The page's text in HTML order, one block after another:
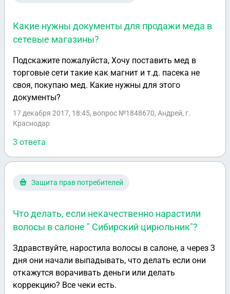
Какие нужны документы для продажи меда в
сетевые магазины?
Подскажите пожалуйста, Хочу поставить мед в
торговые сети такие как магнит и т.д. пасека не
своя, покупаю мед. Какие нужны для этого
документы?
17 декабря 2017, 18:45, вопрос №1848670, Андрей, г.
Краснодар
3 ответа
Защита прав потребителей
Что делать, если некачественно нарастили
волосы в салоне " Сибирский цирюльник"?
Здравствуйте, наростила волосы в салоне, а через 3
дня они начали выпадывать, что делать если они
откажутся ворачивать деньги или делать
коррекцию? Все чеки есть.